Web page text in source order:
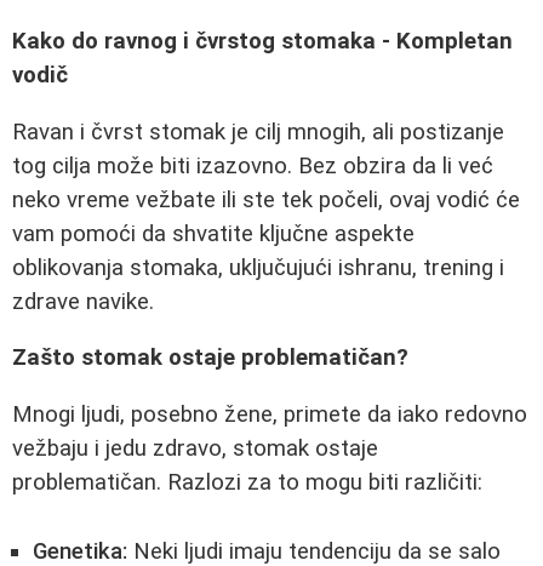
Kako do ravnog i čvrstog stomaka - Kompletan
vodič
Ravan i čvrst stomak je cilj mnogih, ali postizanje
tog cilja može biti izazovno. Bez obzira da li već
neko vreme vežbate ili ste tek počeli, ovaj vodić će
vam pomoći da shvatite ključne aspekte
oblikovanja stomaka, uključujući ishranu, trening i
zdrave navike.
Zašto stomak ostaje problematičan?
Mnogi ljudi, posebno žene, primete da iako redovno
vežbaju i jedu zdravo, stomak ostaje
problematičan. Razlozi za to mogu biti različiti:
Genetika: Neki ljudi imaju tendenciju da se salo